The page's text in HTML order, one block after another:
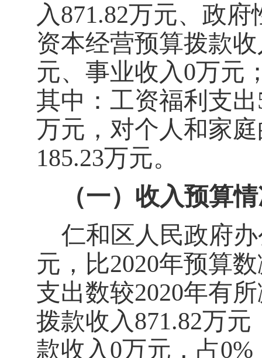
入871.82万元、政府
资本经营预算拨款
元、事业收入0万元
其中：工资福利支出
万元，对个人和家
185.23万元。
（一）收入预算
仁和区人民政府
元 ， 比2020年预算
支出数较2020年有
拨款收入871.82万元
款收入0万元 ，占0%